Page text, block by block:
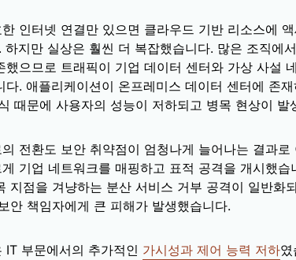
인터넷 연결만 있으면 클라우드 기반 리소스에
하지만 실상은 훨씬 더 복잡했습니다. 많은 조직에
했으므로 트래픽이 기업 데이터 센터와 가상 사설
다. 애플리케이션이 온프레미스 데이터 센터에 존
때문에 사용자의 성능이 저하되고 병목 현상이 발
전환도 보안 취약점이 엄청나게 늘어나는 결과로
기업 네트워크를 매핑하고 표적 공격을 개시했습
지점을 겨냥하는 분산 서비스 거부 공격이 일반화
안 책임자에게 큰 피해가 발생했습니다.
부문에서의 추가적인 가시성과 제어 능력 저하